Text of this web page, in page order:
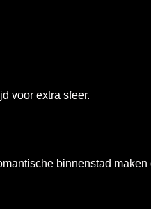
voor extra sfeer.
binnenstad